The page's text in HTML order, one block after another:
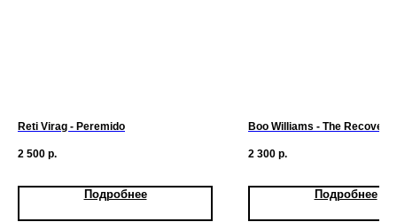
Reti Virag - Peremido
2 500 р.
Подробнее
Boo Williams - The Recovery
2 300 р.
Подробнее